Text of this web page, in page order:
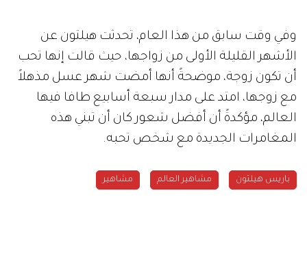
وفي وقت سابق من هذا العام، تحدثت هيلتون عن
الأشهر القليلة الأولى من زواجها، حيث قالت إنها تحب
أن تكون زوجة، موضحةً أنها أمضت شهر عسل مذهلاً
مع زوجها، امتد على مدار سبعة أسابيع طافا فيها
العالم، مؤكدةً أن أفضل شعور كان أن تبني هذه
المغامرات الجديدة مع شخص تحبه.
باريس هيلتون مشاهير العالم مشاهير